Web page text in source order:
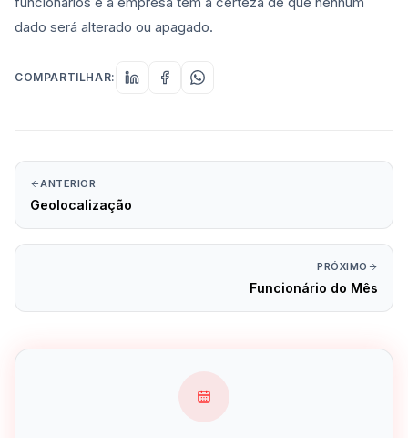
dado será alterado ou apagado.
COMPARTILHAR:
ANTERIOR
Geolocalização
PRÓXIMO
Funcionário do Mês